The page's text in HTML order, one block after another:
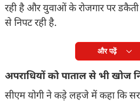
रही है और युवाओं के रोजगार पर
से निपट रही है.
और पढ़ें
अपराधियों को पाताल से भी खोज
सीएम योगी ने कड़े लहजे में कहा कि